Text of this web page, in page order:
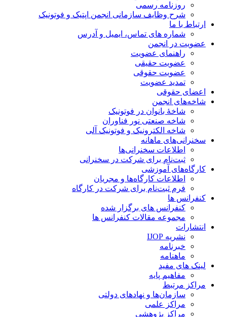
روزنامه رسمی
شرح وظایف سازمانی انجمن اپتیک و فوتونیک
ارتباط با ما
شماره های تماس، ایمیل و آدرس
عضویت در انجمن
راهنمای عضویت
عضویت حقیقی
عضویت حقوقی
تمدید عضویت
اعضای حقوقی
شاخه‌های انجمن
شاخۀ بانوان در فوتونیک
شاخه صنعتی نور فناوران
شاخه‌ الکترونیک و فوتونیک آلی
سخنرانی‌های ماهانه
اطلاعات سخنرانی‌‌ها
ثبت‌نام برای شرکت در سخنرانی
کارگاه‌های آموزشی
اطلاعات کارگاه‌ها و مجریان
فرم ثبت‌نام برای شرکت در کارگاه
کنفرانس ها
کنفرانس های برگزار شده
مجموعه مقالات کنفرانس ها
انتشارات
نشریه IJOP
خبرنامه
ماهنامه
لینک های مفید
مفاهیم پایه
مراکز مرتبط
سازمان‌ها و نهادهای دولتی
مراکز علمی
مراکز پژوهشی